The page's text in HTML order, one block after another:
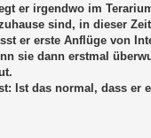
er irgendwo im
sind, in dieser
er erste Anflüge von
sie dann erstmal
Ist das normal, dass er